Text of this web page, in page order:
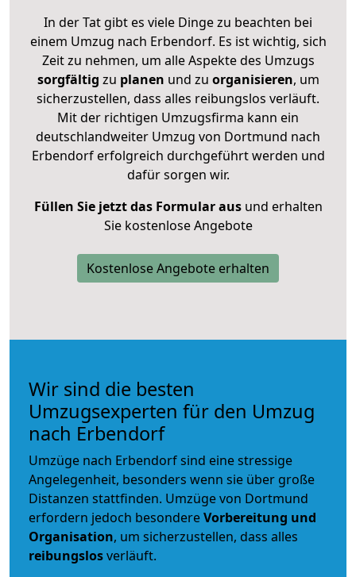
In der Tat gibt es viele Dinge zu beachten bei
einem Umzug nach Erbendorf. Es ist wichtig, sich
Zeit zu nehmen, um alle Aspekte des Umzugs
sorgfältig zu planen und zu organisieren, um
sicherzustellen, dass alles reibungslos verläuft.
Mit der richtigen Umzugsfirma kann ein
deutschlandweiter Umzug von Dortmund nach
Erbendorf erfolgreich durchgeführt werden und
dafür sorgen wir.
Füllen Sie jetzt das Formular ausund erhalten
Sie kostenlose Angebote
Kostenlose Angebote erhalten
Wir sind die besten
Umzugsexperten für den Umzug
nach Erbendorf
Umzüge nach Erbendorf sind eine stressige
Angelegenheit, besonders wenn sie über große
Distanzen stattfinden. Umzüge von Dortmund
erfordern jedoch besondereVorbereitung und
Organisation, um sicherzustellen, dass alles
reibungslosverläuft.